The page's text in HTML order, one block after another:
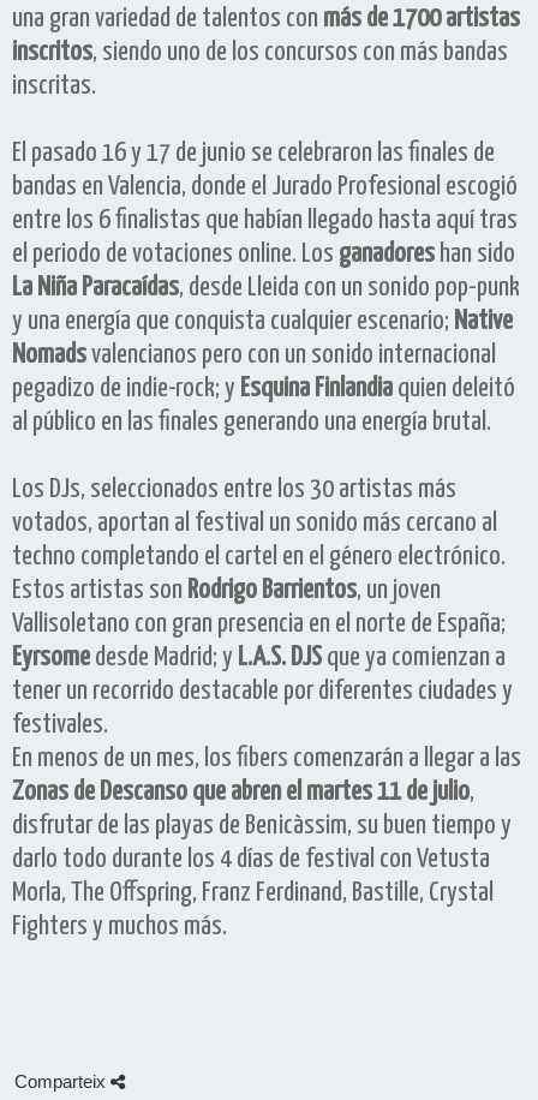
una gran variedad de talentos con más de 1700 artistas
inscritos, siendo uno de los concursos con más bandas
inscritas.
El pasado 16 y 17 de junio se celebraron las finales de
bandas en Valencia, donde el Jurado Profesional escogió
entre los 6 finalistas que habían llegado hasta aquí tras
el periodo de votaciones online. Los ganadores han sido
La Niña Paracaídas, desde Lleida con un sonido pop-punk
y una energía que conquista cualquier escenario; Native
Nomadsvalencianos pero con un sonido internacional
pegadizo de indie-rock; y Esquina Finlandia quien deleitó
al público en las finales generando una energía brutal.
Los DJs, seleccionados entre los 30 artistas más
votados, aportan al festival un sonido más cercano al
techno completando el cartel en el género electrónico.
Estos artistas son Rodrigo Barrientos, un joven
Vallisoletano con gran presencia en el norte de España;
Eyrsome desde Madrid; y L.A.S. DJS que ya comienzan a
tener un recorrido destacable por diferentes ciudades y
festivales.
En menos de un mes, los fibers comenzarán a llegar a las
Zonas de Descanso que abren el martes 11 de julio,
disfrutar de las playas de Benicàssim, su buen tiempo y
darlo todo durante los 4 días de festival con Vetusta
Morla, The Offspring, Franz Ferdinand, Bastille, Crystal
Fighters y muchos más.
Comparteix